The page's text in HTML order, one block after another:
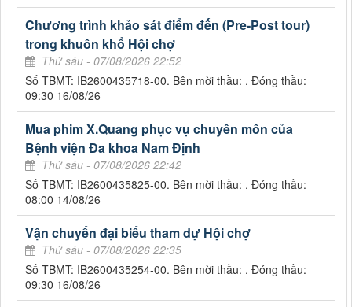
Chương trình khảo sát điểm đến (Pre-Post tour)
trong khuôn khổ Hội chợ
Thứ sáu - 07/08/2026 22:52
Số TBMT: IB2600435718-00. Bên mời thầu: . Đóng thầu:
09:30 16/08/26
Mua phim X.Quang phục vụ chuyên môn của
Bệnh viện Đa khoa Nam Định
Thứ sáu - 07/08/2026 22:42
Số TBMT: IB2600435825-00. Bên mời thầu: . Đóng thầu:
08:00 14/08/26
Vận chuyển đại biểu tham dự Hội chợ
Thứ sáu - 07/08/2026 22:35
Số TBMT: IB2600435254-00. Bên mời thầu: . Đóng thầu:
09:30 16/08/26